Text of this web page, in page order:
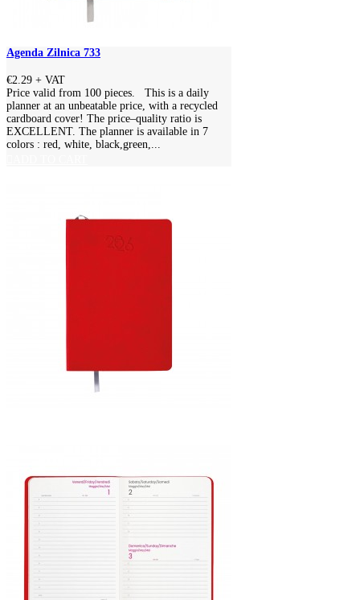
Agenda Zilnica 733
€2.29 + VAT
Price valid from 100 pieces. This is a daily
planner at an unbeatable price, with a recycled
cardboard cover! The price–quality ratio is
EXCELLENT. The planner is available in 7
colors : red, white, black,green,...